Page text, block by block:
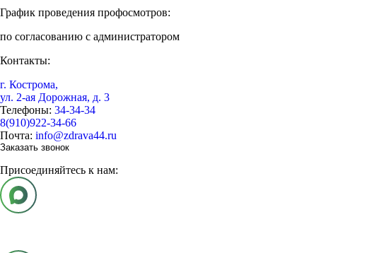
График проведения профосмотров:
по согласованию с администратором
Контакты:
г. Кострома,
ул. 2-ая Дорожная, д. 3
Телефоны: 34-34-34
8(910)922-34-66
Почта: info@zdrava44.ru
Заказать звонок
Присоединяйтесь к нам: